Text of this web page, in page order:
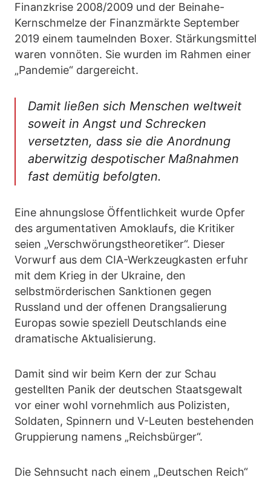
Finanzkrise 2008/2009 und der Beinahe-
Kernschmelze der Finanzmärkte September
2019 einem taumelnden Boxer. Stärkungsmittel
waren vonnöten. Sie wurden im Rahmen einer
„Pandemie“ dargereicht.
Damit ließen sich Menschen weltweit
soweit in Angst und Schrecken
versetzten, dass sie die Anordnung
aberwitzig despotischer Maßnahmen
fast demütig befolgten.
Eine ahnungslose Öffentlichkeit wurde Opfer
des argumentativen Amoklaufs, die Kritiker
seien „Verschwörungstheoretiker“. Dieser
Vorwurf aus dem CIA-Werkzeugkasten erfuhr
mit dem Krieg in der Ukraine, den
selbstmörderischen Sanktionen gegen
Russland und der offenen Drangsalierung
Europas sowie speziell Deutschlands eine
dramatische Aktualisierung.
Damit sind wir beim Kern der zur Schau
gestellten Panik der deutschen Staatsgewalt
vor einer wohl vornehmlich aus Polizisten,
Soldaten, Spinnern und V-Leuten bestehenden
Gruppierung namens „Reichsbürger“.
Die Sehnsucht nach einem „Deutschen Reich“